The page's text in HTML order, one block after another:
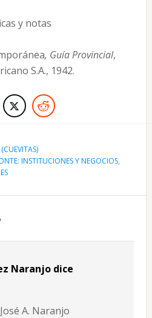
y notas
, Guía Provincial,
S.A., 1942.
INSTITUCIONES Y NEGOCIOS,
Naranjo dice
A. Naranjo